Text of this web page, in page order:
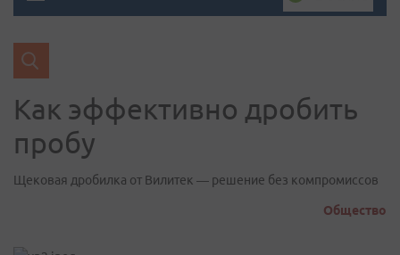
Как эффективно дробить
пробу
Щековая дробилка от Вилитек — решение без компромиссов
Общество